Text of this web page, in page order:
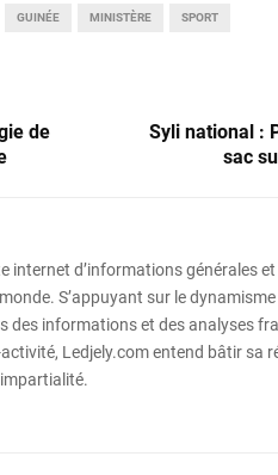
GUINÉE MINISTÈRE SPORT
de
Syli national :
sac
internet d’informations générales et
S’appuyant sur le
des informations et des analyses
Ledjely.com entend bâtir sa